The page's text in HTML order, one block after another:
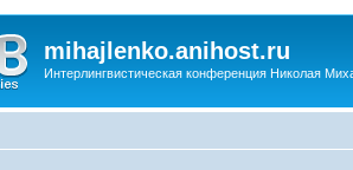
mihajlenko.anihost.ru
Интерлингвистическая конференция Николая